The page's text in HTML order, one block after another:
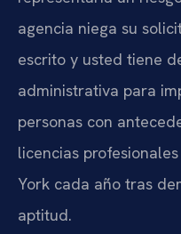
agencia niega su
escrito y usted tiene
administrativa para
personas con
licencias
York cada año tras
aptitud.